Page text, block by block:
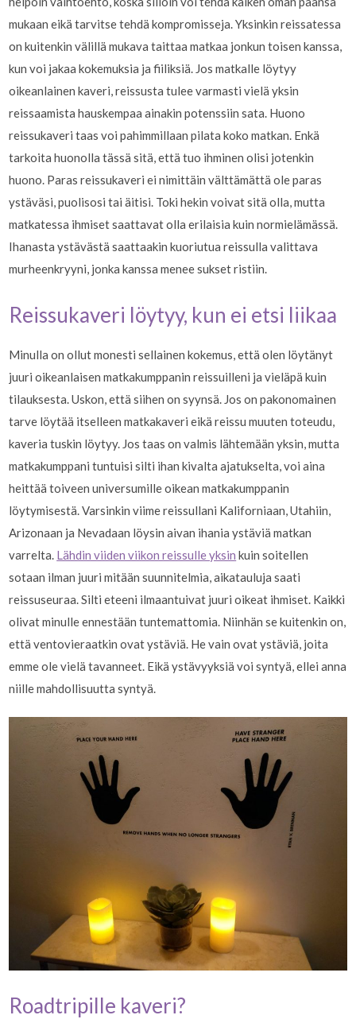
mukaan eikä tarvitse tehdä kompromisseja. Yksinkin reissatessa
on kuitenkin välillä mukava taittaa matkaa jonkun toisen kanssa,
kun voi jakaa kokemuksia ja fiiliksiä. Jos matkalle löytyy
oikeanlainen kaveri, reissusta tulee varmasti vielä yksin
reissaamista hauskempaa ainakin potenssiin sata. Huono
reissukaveri taas voi pahimmillaan pilata koko matkan. Enkä
tarkoita huonolla tässä sitä, että tuo ihminen olisi jotenkin
huono. Paras reissukaveri ei nimittäin välttämättä ole paras
ystäväsi, puolisosi tai äitisi. Toki hekin voivat sitä olla, mutta
matkatessa ihmiset saattavat olla erilaisia kuin normielämässä.
Ihanasta ystävästä saattaakin kuoriutua reissulla valittava
murheenkryyni, jonka kanssa menee sukset ristiin.
Reissukaveri löytyy, kun ei etsi liikaa
Minulla on ollut monesti sellainen kokemus, että olen löytänyt
juuri oikeanlaisen matkakumppanin reissuilleni ja vieläpä kuin
tilauksesta. Uskon, että siihen on syynsä. Jos on pakonomainen
tarve löytää itselleen matkakaveri eikä reissu muuten toteudu,
kaveria tuskin löytyy. Jos taas on valmis lähtemään yksin, mutta
matkakumppani tuntuisi silti ihan kivalta ajatukselta, voi aina
heittää toiveen universumille oikean matkakumppanin
löytymisestä. Varsinkin viime reissullani Kaliforniaan, Utahiin,
Arizonaan ja Nevadaan löysin aivan ihania ystäviä matkan
varrelta. Lähdin viiden viikon reissulle yksin kuin soitellen
sotaan ilman juuri mitään suunnitelmia, aikatauluja saati
reissuseuraa. Silti eteeni ilmaantuivat juuri oikeat ihmiset. Kaikki
olivat minulle ennestään tuntemattomia. Niinhän se kuitenkin on,
että ventovieraatkin ovat ystäviä. He vain ovat ystäviä, joita
emme ole vielä tavanneet. Eikä ystävyyksiä voi syntyä, ellei anna
niille mahdollisuutta syntyä.
Roadtripille kaveri?